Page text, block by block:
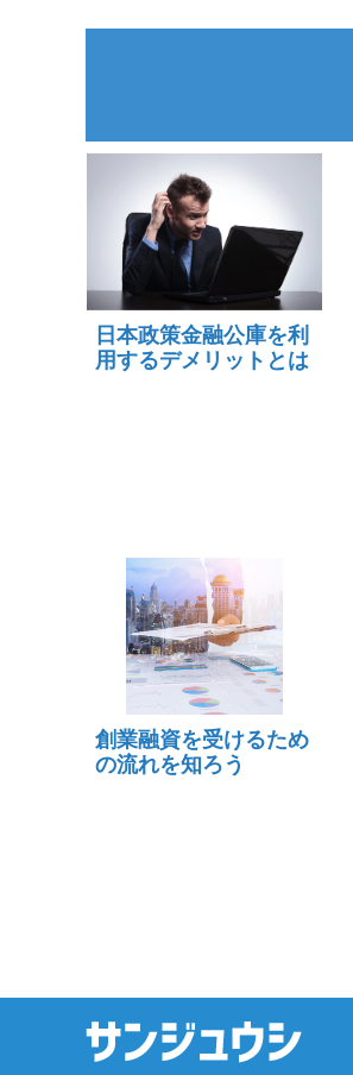
日本政策金融公庫を利
用するデメリットとは
創業融資を受けるため
の流れを知ろう